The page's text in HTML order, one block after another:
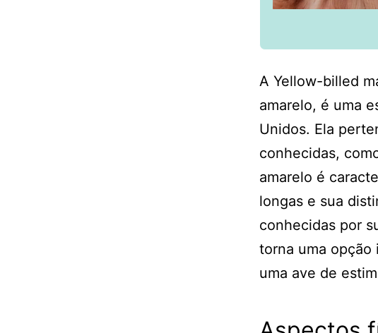
A Yellow-billed
amarelo, é uma
Unidos. Ela
conhecidas,
amarelo é
longas e sua
conhecidas por
torna uma opção
uma ave de